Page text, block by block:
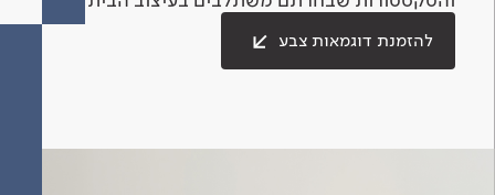
להזמנת דוגמאות צבע